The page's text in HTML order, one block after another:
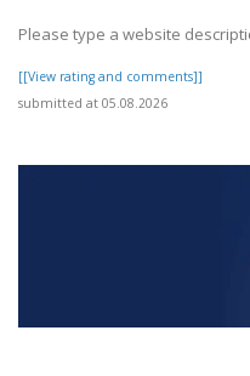
Please type a website
[[View rating and comments]]
submitted at 05.08.2026